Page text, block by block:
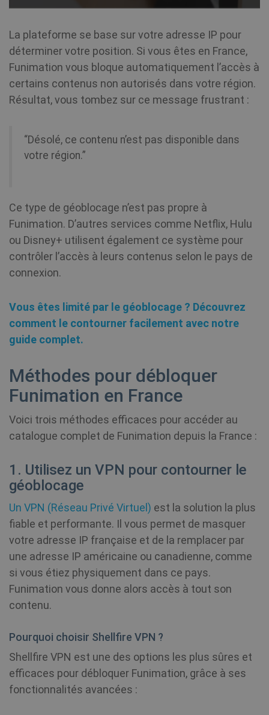
La plateforme se base sur votre adresse IP pour
déterminer votre position. Si vous êtes en France,
Funimation vous bloque automatiquement l’accès à
certains contenus non autorisés dans votre région.
Résultat, vous tombez sur ce message frustrant :
“Désolé, ce contenu n’est pas disponible dans
votre région.”
Ce type de géoblocage n’est pas propre à
Funimation. D’autres services comme Netflix, Hulu
ou Disney+ utilisent également ce système pour
contrôler l’accès à leurs contenus selon le pays de
connexion.
Vous êtes limité par le géoblocage ? Découvrez
comment le contourner facilement avec notre
guide complet.
Méthodes pour débloquer
Funimation en France
Voici trois méthodes efficaces pour accéder au
catalogue complet de Funimation depuis la France :
1. Utilisez un VPN pour contourner le
géoblocage
Un VPN (Réseau Privé Virtuel) est la solution la plus
fiable et performante. Il vous permet de masquer
votre adresse IP française et de la remplacer par
une adresse IP américaine ou canadienne, comme
si vous étiez physiquement dans ce pays.
Funimation vous donne alors accès à tout son
contenu.
Pourquoi choisir Shellfire VPN ?
Shellfire VPN est une des options les plus sûres et
efficaces pour débloquer Funimation, grâce à ses
fonctionnalités avancées :